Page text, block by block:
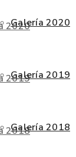
2020
2019
2018
Galería 2020
Galería 2019
Galería 2018